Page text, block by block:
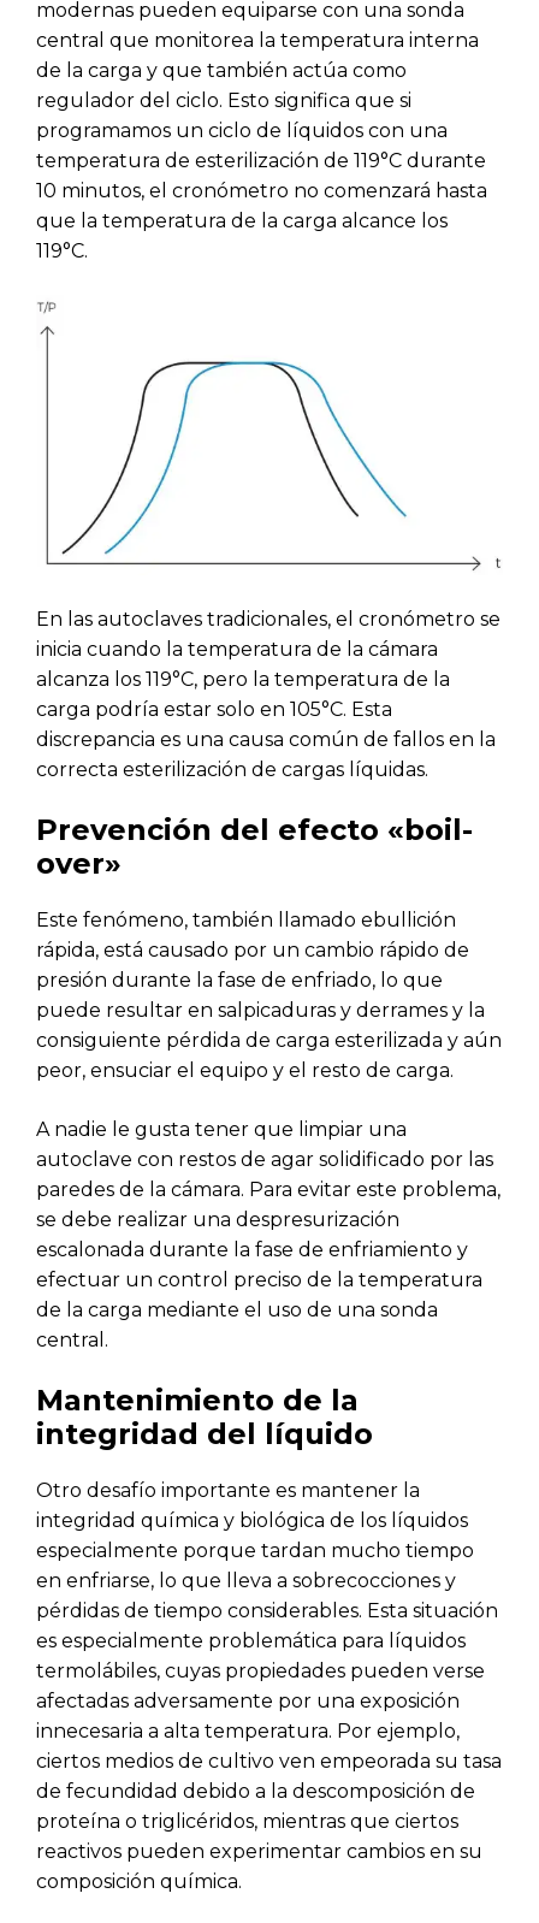
modernas pueden equiparse con una sonda
central que monitorea la temperatura interna
de la carga y que también actúa como
regulador del ciclo. Esto significa que si
programamos un ciclo de líquidos con una
temperatura de esterilización de 119°C durante
10 minutos, el cronómetro no comenzará hasta
que la temperatura de la carga alcance los
119°C.
En las autoclaves tradicionales, el cronómetro se
inicia cuando la temperatura de la cámara
alcanza los 119°C, pero la temperatura de la
carga podría estar solo en 105°C. Esta
discrepancia es una causa común de fallos en la
correcta esterilización de cargas líquidas.
Prevención del efecto «boil-
over»
Este fenómeno, también llamado ebullición
rápida, está causado por un cambio rápido de
presión durante la fase de enfriado, lo que
puede resultar en salpicaduras y derrames y la
consiguiente pérdida de carga esterilizada y aún
peor, ensuciar el equipo y el resto de carga.
A nadie le gusta tener que limpiar una
autoclave con restos de agar solidificado por las
paredes de la cámara. Para evitar este problema,
se debe realizar una despresurización
escalonada durante la fase de enfriamiento y
efectuar un control preciso de la temperatura
de la carga mediante el uso de una sonda
central.
Mantenimiento de la
integridad del líquido
Otro desafío importante es mantener la
integridad química y biológica de los líquidos
especialmente porque tardan mucho tiempo
en enfriarse, lo que lleva a sobrecocciones y
pérdidas de tiempo considerables. Esta situación
es especialmente problemática para líquidos
termolábiles, cuyas propiedades pueden verse
afectadas adversamente por una exposición
innecesaria a alta temperatura. Por ejemplo,
ciertos medios de cultivo ven empeorada su tasa
de fecundidad debido a la descomposición de
proteína o triglicéridos, mientras que ciertos
reactivos pueden experimentar cambios en su
composición química.